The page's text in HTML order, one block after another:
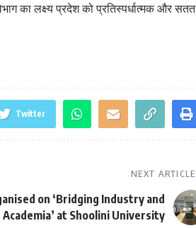
का लक्ष्य प्रदेश को प्रतिस्पर्धात्मक और सतत
Twitter
NEXT ARTICLE
on ‘Bridging Industry and
Academia’ at Shoolini University